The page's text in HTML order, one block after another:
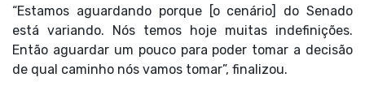
“Estamos aguardando porque [o cenário] do Senado
está variando. Nós temos hoje muitas indefinições.
Então aguardar um pouco para poder tomar a decisão
de qual caminho nós vamos tomar”, finalizou.